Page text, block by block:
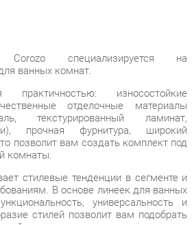
отделочные материалы
текстурированный ламинат,
позволит вам создать комплект под
комнаты.
стилевые тенденции в сегменте и
В основе линеек для ванных
универсальность и
стилей позволит вам подобрать
решение.
спектр изделия для ванных
до корзин для белья. В
два направления: классический и